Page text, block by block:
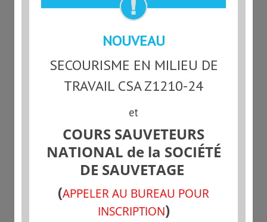
NOM
NOUVEAU
SECOURISME EN MILIEU DE
TRAVAIL CSA Z1210-24
et
COURS SAUVETEURS
NATIONAL de la SOCIÉTÉ
DE SAUVETAGE
(APPELER AU BUREAU POUR
INSCRIPTION)